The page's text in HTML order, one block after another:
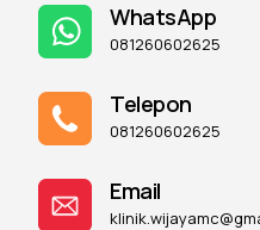
WhatsApp
081260602625
Telepon
081260602625
Email